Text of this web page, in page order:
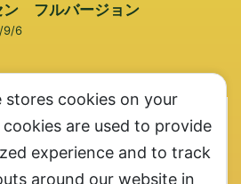
ン フルバージョン
9/6
す。ここ一番というときにご連
stores cookies on your
are used to provide
experience and to track
around our website in